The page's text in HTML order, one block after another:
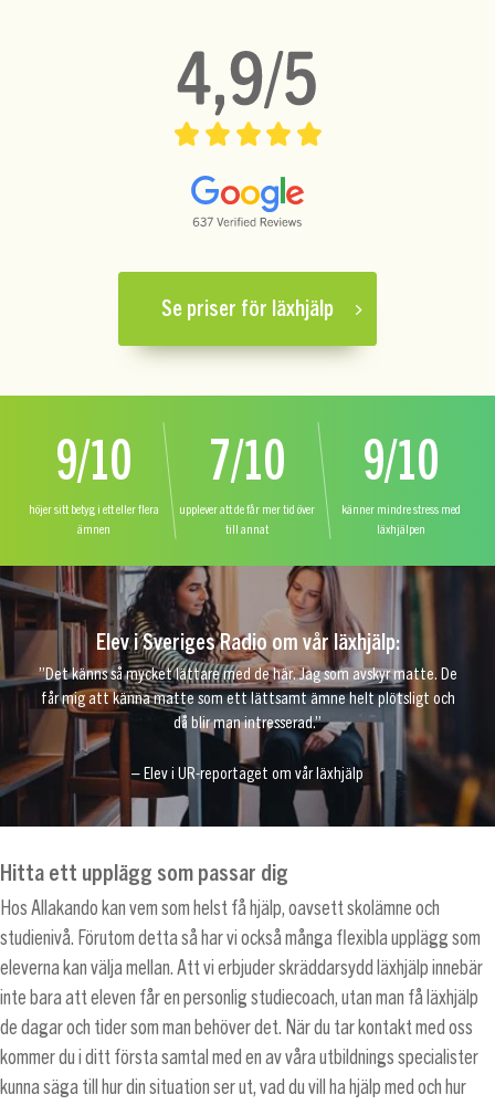
Se priser för läxhjälp
9/10
höjer sitt betyg i ett eller flera
ämnen
7/10
upplever att de får mer tid över
till annat
9/10
känner mindre stress med
läxhjälpen
Elev i Sveriges Radio om vår läxhjälp:
”Det känns så mycket lättare med de här. Jag som avskyr matte. De
får mig att känna matte som ett lättsamt ämne helt plötsligt och
då blir man intresserad.”
– Elev i UR-reportaget om vår läxhjälp
Hitta ett upplägg som passar dig
Hos Allakando kan vem som helst få hjälp, oavsett skolämne och
studienivå. Förutom detta så har vi också många flexibla upplägg som
eleverna kan välja mellan. Att vi erbjuder skräddarsydd läxhjälp innebär
inte bara att eleven får en personlig studiecoach, utan man få läxhjälp
de dagar och tider som man behöver det. När du tar kontakt med oss
kommer du i ditt första samtal med en av våra utbildnings specialister
kunna säga till hur din situation ser ut, vad du vill ha hjälp med och hur